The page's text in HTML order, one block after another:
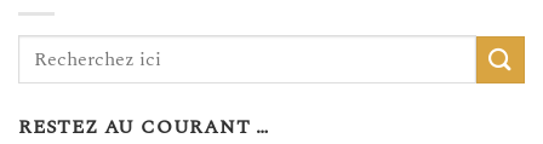
RESTEZ AU COURANT …